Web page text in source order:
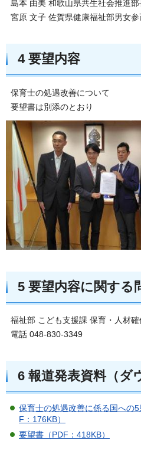
島本 由美 和歌山県共生社会推進部
宮原 文子 佐賀県健康福祉部男女
4 要望内容
保育士の処遇改善について
要望書は別添のとおり
5 要望内容に関する
福祉部 こども支援課 保育・人材
電話 048-830-3349
6 報道発表資料（ダ
保育士の処遇改善に係る国への
F：176KB）
要望書（PDF：418KB）